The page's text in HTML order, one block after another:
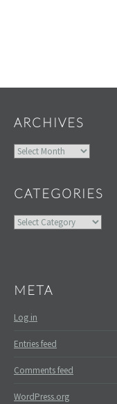
ARCHIVES
Archives
CATEGORIES
Categories
META
Log in
Entries feed
Comments feed
WordPress.org